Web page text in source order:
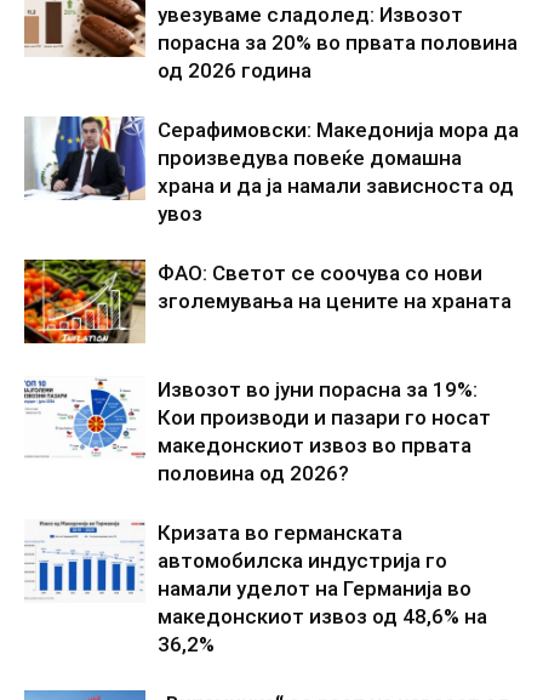
увезуваме сладолед: Извозот
порасна за 20% во првата половина
од 2026 година
Серафимовски: Македонија мора да
произведува повеќе домашна
храна и да ја намали зависноста од
увоз
ФАО: Светот се соочува со нови
зголемувања на цените на храната
Извозот во јуни порасна за 19%:
Кои производи и пазари го носат
македонскиот извоз во првата
половина од 2026?
Кризата во германската
автомобилска индустрија го
намали уделот на Германија во
македонскиот извоз од 48,6% на
36,2%